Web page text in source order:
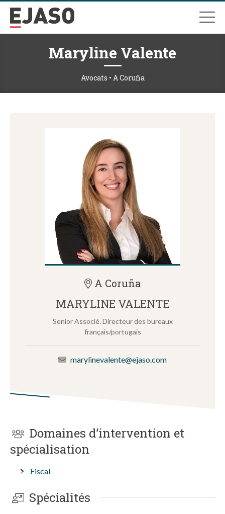
Maryline Valente
Avocats • A Coruña
A Coruña
MARYLINE VALENTE
Senior Associé. Directeur des bureaux
français/portugais
marylinevalente@ejaso.com
Domaines d’intervention et
spécialisation
Fiscal
Spécialités